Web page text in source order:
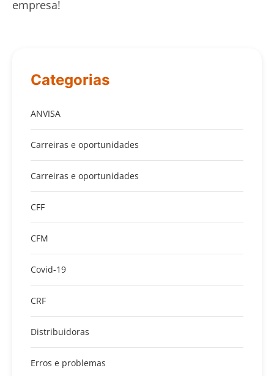
empresa!
Categorias
ANVISA
Carreiras e oportunidades
Carreiras e oportunidades
CFF
CFM
Covid-19
CRF
Distribuidoras
Erros e problemas